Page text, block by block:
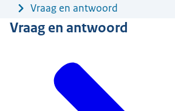
Vraag en antwoord
Vraag en antwoord